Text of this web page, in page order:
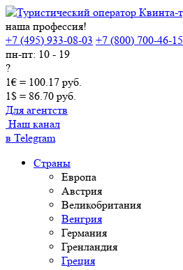
наша профессия!
+7 (495) 933-08-03 +7 (800) 700-46-15
пн-пт: 10 - 19
?
1€ = 100.17 руб.
1$ = 86.70 руб.
Для агентств
Наш канал
в Telegram
Страны
Европа
Австрия
Великобритания
Венгрия
Германия
Гренландия
Греция